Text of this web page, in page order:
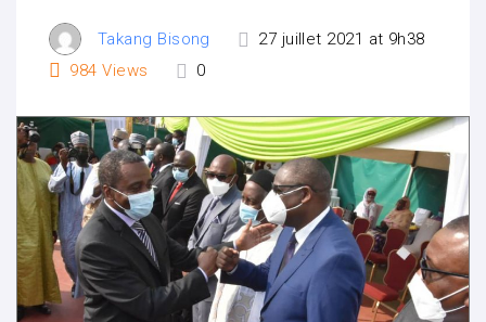
Takang Bisong
27 juillet 2021 at 9h38
984 Views 0